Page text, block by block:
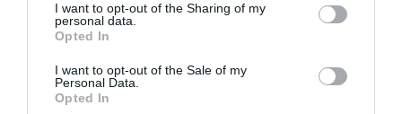
I want to opt-out of the Sharing of my
personal data.
Opted In
I want to opt-out of the Sale of my
Personal Data.
Opted In